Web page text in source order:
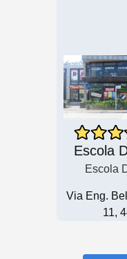
Escola
Escola
Via Eng.
11,